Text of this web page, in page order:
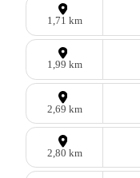
1,71 km
1,99 km
2,69 km
2,80 km